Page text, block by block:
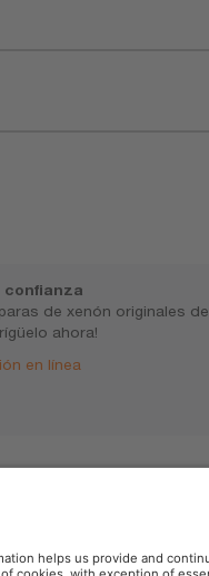
confianza
de xenón originales de
ahora!
en línea